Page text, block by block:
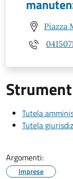
Piazza
Tutela
Tutela
Argomenti:
Imprese